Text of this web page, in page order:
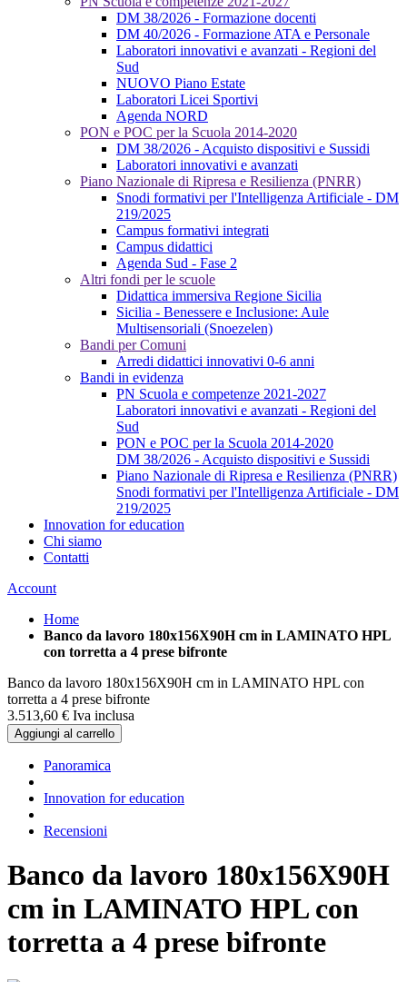
DM 38/2026 - Formazione docenti
DM 40/2026 - Formazione ATA e Personale
Laboratori innovativi e avanzati - Regioni del
Sud
NUOVO Piano Estate
Laboratori Licei Sportivi
Agenda NORD
PON e POC per la Scuola 2014-2020
DM 38/2026 - Acquisto dispositivi e Sussidi
Laboratori innovativi e avanzati
Piano Nazionale di Ripresa e Resilienza (PNRR)
Snodi formativi per l'Intelligenza Artificiale - DM
219/2025
Campus formativi integrati
Campus didattici
Agenda Sud - Fase 2
Altri fondi per le scuole
Didattica immersiva Regione Sicilia
Sicilia - Benessere e Inclusione: Aule
Multisensoriali (Snoezelen)
Bandi per Comuni
Arredi didattici innovativi 0-6 anni
Bandi in evidenza
PN Scuola e competenze 2021-2027
Laboratori innovativi e avanzati - Regioni del
Sud
PON e POC per la Scuola 2014-2020
DM 38/2026 - Acquisto dispositivi e Sussidi
Piano Nazionale di Ripresa e Resilienza (PNRR)
Snodi formativi per l'Intelligenza Artificiale - DM
219/2025
Innovation for education
Chi siamo
Contatti
Account
Home
Banco da lavoro 180x156X90H cm in LAMINATO HPL
con torretta a 4 prese bifronte
Banco da lavoro 180x156X90H cm in LAMINATO HPL con
torretta a 4 prese bifronte
3.513,60 € Iva inclusa
Aggiungi al carrello
Panoramica
Innovation for education
Recensioni
Banco da lavoro 180x156X90H
cm in LAMINATO HPL con
torretta a 4 prese bifronte